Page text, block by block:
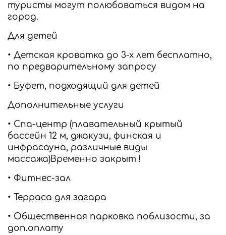
туристы могут полюбоваться видом на
город.
Для детей
• Детская кроватка до 3-х лет бесплатно,
по предварительному запросу
• Буфет, подходящий для детей
Дополнительные услуги
• Спа-центр (плавательный крытый
бассейн 12 м, джакузи, финская и
инфрасауна, различные виды
массажа)Временно закрыт !
• Фитнес-зал
• Терраса для загара
• Общественная парковка поблизости, за
доп.оплату